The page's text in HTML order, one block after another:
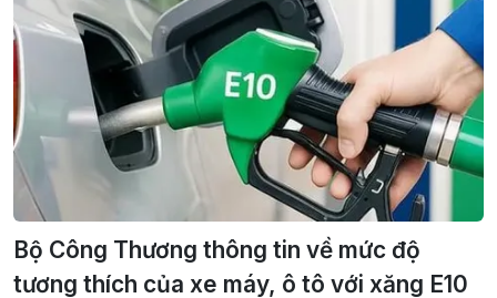
Bộ Công Thương thông tin về mức độ
tương thích của xe máy, ô tô với xăng E10